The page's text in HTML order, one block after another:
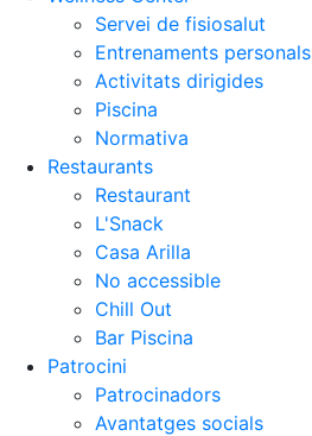
Servei de fisiosalut
Entrenaments personals
Activitats dirigides
Piscina
Normativa
Restaurants
Restaurant
L'Snack
Casa Arilla
No accessible
Chill Out
Bar Piscina
Patrocini
Patrocinadors
Avantatges socials